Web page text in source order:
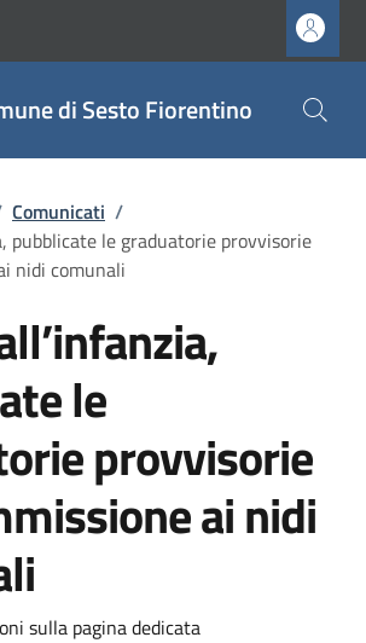
di Sesto Fiorentino
pane
Comunicati /
pubblicate le graduatorie provvisorie
nidi comunali
le
provvisorie
ai nidi
sulla pagina dedicata